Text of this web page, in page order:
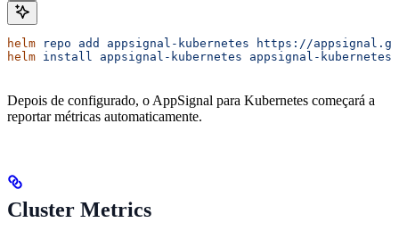
helm repo add appsignal-kubernetes https://
helm install appsignal-kubernetes appsignal-
Depois de configurado, o AppSignal para Kubernetes começará a
reportar métricas automaticamente.
Cluster Metrics